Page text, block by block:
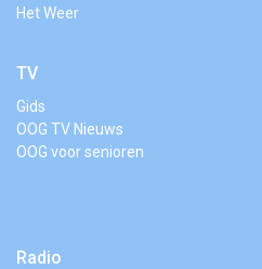
Het Weer
TV
Gids
OOG TV Nieuws
OOG voor senioren
Radio